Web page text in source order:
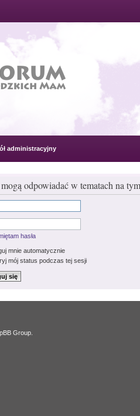
administracyjny
odpowiadać w tematach na
hasła
mnie automatycznie
mój status podczas tej sesji
Group.